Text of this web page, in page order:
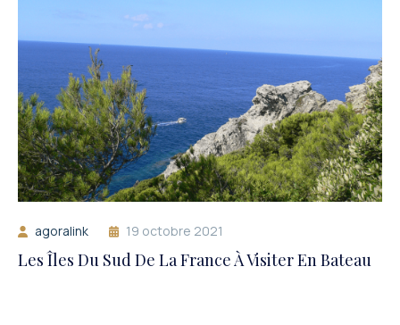
agoralink 19 octobre 2021
Les Îles Du Sud De La France À Visiter En Bateau